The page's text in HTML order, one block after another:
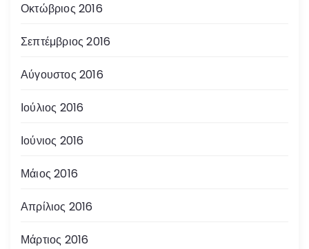
Οκτώβριος 2016
Σεπτέμβριος 2016
Αύγουστος 2016
Ιούλιος 2016
Ιούνιος 2016
Μάιος 2016
Απρίλιος 2016
Μάρτιος 2016